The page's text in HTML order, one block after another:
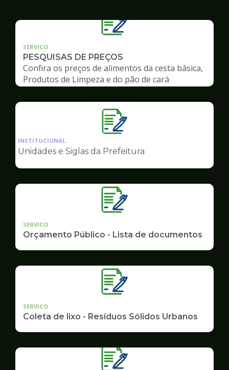
SERVICO
PESQUISAS DE PREÇOS
Confira os preços de alimentos da cesta básica,
Produtos de Limpeza e do pão de cará
Ilustração
da
pagina
Governo
INSTITUCIONAL
Unidades e Siglas da Prefeitura
SERVICO
Orçamento Público - Lista de documentos
SERVICO
Coleta de lixo - Resíduos Sólidos Urbanos